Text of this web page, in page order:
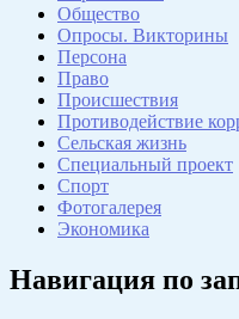
Общество
Опросы. Викторины
Персона
Право
Происшествия
Противодействие
Сельская жизнь
Специальный проект
Спорт
Фотогалерея
Экономика
Навигация по